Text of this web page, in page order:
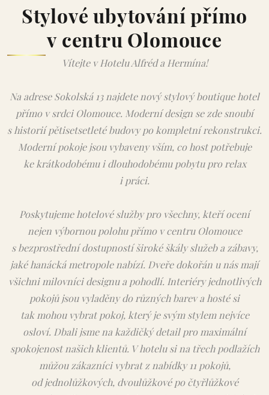
Stylové ubytování přímo
v centru Olomouce
Vítejte v Hotelu Alfréd a Hermína!
Na adrese Sokolská 13 najdete nový stylový boutique hotel
přímo v srdci Olomouce. Moderní design se zde snoubí
s historií pětisetsetleté budovy po kompletní rekonstrukci.
Moderní pokoje jsou vybaveny vším, co host potřebuje
ke krátkodobému i dlouhodobému pobytu pro relax
i práci.
Poskytujeme hotelové služby pro všechny, kteří ocení
nejen výbornou polohu přímo v centru Olomouce
s bezprostřední dostupností široké škály služeb a zábavy,
jaké hanácká metropole nabízí. Dveře dokořán u nás mají
všichni milovníci designu a pohodlí. Interiéry jednotlivých
pokojů jsou vyladěny do různých barev a hosté si
tak mohou vybrat pokoj, který je svým stylem nejvíce
osloví. Dbali jsme na každičký detail pro maximální
spokojenost našich klientů. V hotelu si na třech podlažích
můžou zákazníci vybrat z nabídky 11 pokojů,
od jednolůžkových, dvoulůžkové po čtyřlůžkové